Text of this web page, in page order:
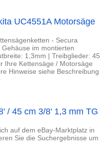
UC4551A Motorsäge
- Secura
im montierten
1,3mm | Treibglieder: 45
Ihre Kettensäge / Motorsäge
Hinweise siehe Beschreibung
/ 45 cm 3/8' 1,3 mm TG
auf dem eBay-Marktplatz in
Sie die Suchergebnisse um